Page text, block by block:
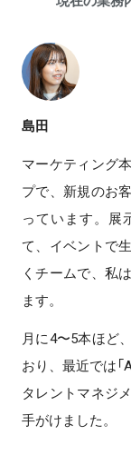
島田
マーケティング
プで、新規のお
っています。展
て、イベントで
くチームで、私
ます。
月に4〜5本ほど
おり、最近では「
タレントマネジ
手がけました。